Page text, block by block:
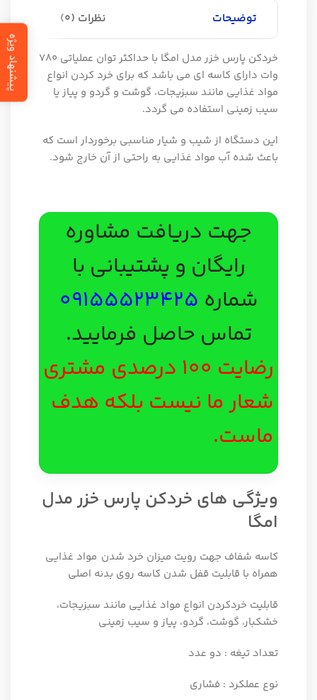
توضیحات نظرات (0)
خردکن پارس خزر مدل امگا با حداکثر توان عملیاتی 780
وات دارای کاسه ای می باشد که برای خرد کردن انواع
مواد غذایی مانند سبزیجات، گوشت و گردو و پیاز یا
سیب زمینی استفاده می گردد.
این دستگاه از شیب و شیار مناسبی برخوردار است که
باعث شده آب مواد غذایی به راحتی از آن خارج شود.
جهت دریافت مشاوره
رایگان و پشتیبانی با
شماره 09155523425
تماس حاصل فرمایید.
رضایت 100 درصدی مشتری
شعار ما نیست بلکه هدف
ماست.
ویژگی های خردکن پارس خزر مدل
امگا
کاسه شفاف جهت رويت میزان خرد شدن مواد غذايي
همراه با قابليت قفل شدن کاسه روي بدنه اصلی
قابليت خردکردن انواع مواد غذايي مانند سبزيجات،
خشکبار، گوشت، گردو، پياز و سیب زمینی
تعداد تیغه : دو عدد
نوع عملکرد : فشاری
پیشنهاد ویژه